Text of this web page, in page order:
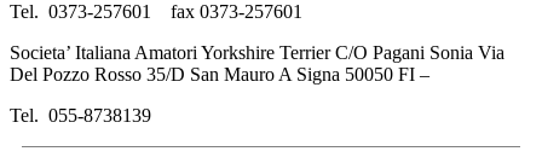
Tel. 0373-257601 fax 0373-257601
Societa’ Italiana Amatori Yorkshire Terrier C/O Pagani Sonia Via
Del Pozzo Rosso 35/D San Mauro A Signa 50050 FI –
Tel. 055-8738139